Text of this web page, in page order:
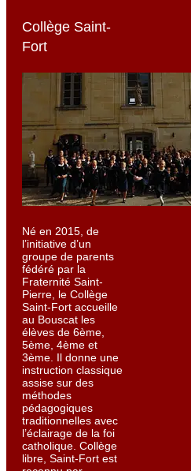
Collège Saint-
Fort
Né en 2015, de
l’initiative d’un
groupe de parents
fédéré par la
Fraternité Saint-
Pierre, le Collège
Saint-Fort accueille
au Bouscat les
élèves de 6ème,
5ème, 4ème et
3ème. Il donne une
instruction classique
assise sur des
méthodes
pédagogiques
traditionnelles avec
l’éclairage de la foi
catholique. Collège
libre, Saint-Fort est